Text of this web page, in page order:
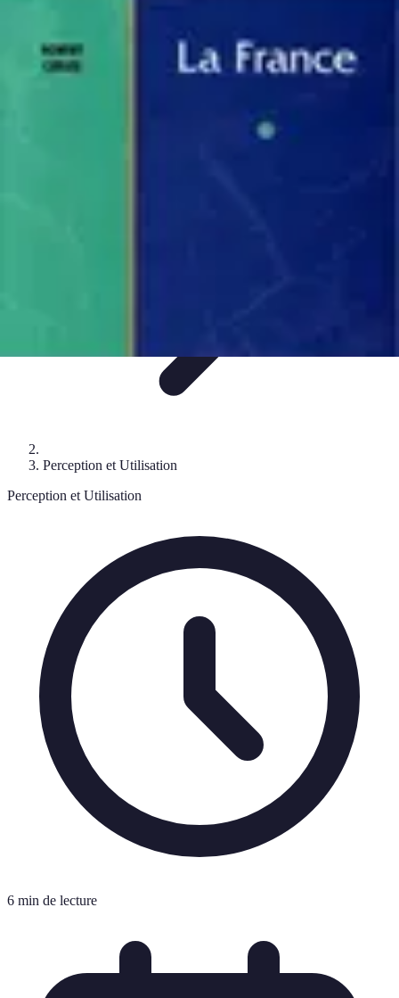
Apprentissage
Atlas Thématiques
Perception et Utilisation
Perception et Utilisation
6 min de lecture